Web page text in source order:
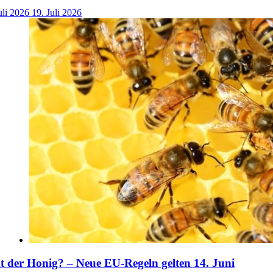
2026 19. Juli 2026
der Honig? – Neue EU-Regeln gelten 14. Juni